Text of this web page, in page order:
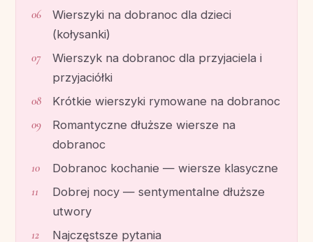
Wierszyki na dobranoc dla dzieci
(kołysanki)
Wierszyk na dobranoc dla przyjaciela i
przyjaciółki
Krótkie wierszyki rymowane na dobranoc
Romantyczne dłuższe wiersze na
dobranoc
Dobranoc kochanie — wiersze klasyczne
Dobrej nocy — sentymentalne dłuższe
utwory
Najczęstsze pytania